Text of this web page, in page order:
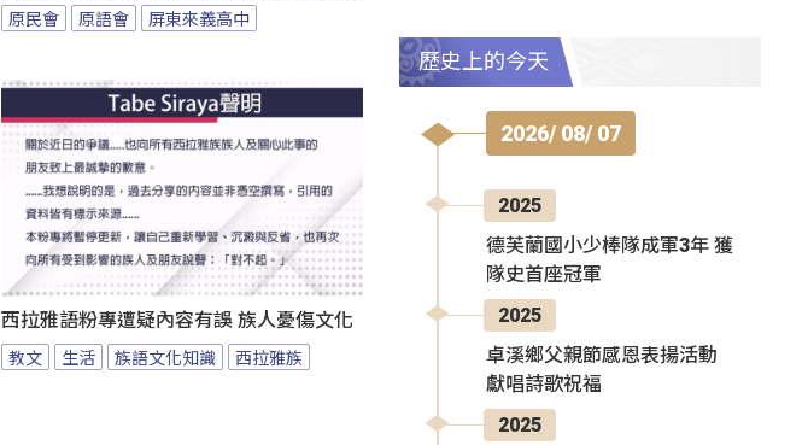
原民會
原語會 屏東來義高中
西拉雅語粉專遭疑內容有誤 族人憂傷文化
教文 生活 族語文化知識 西拉雅族
歷史上的今天
2026/ 08/ 07
2025
德芙蘭國小少棒隊成軍3年 獲
隊史首座冠軍
2025
卓溪鄉父親節感恩表揚活動
獻唱詩歌祝福
2025